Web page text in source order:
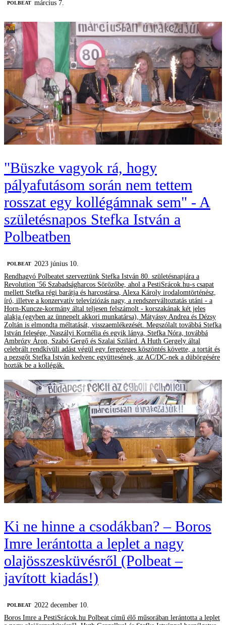
‎POLBEAT március 7.
"Büszke vagyok rá, hogy
pályafutásom során nem tettem
rosszat egy kollégámnak sem" - A
születésnapos Stefka István a
Polbeatben
‎POLBEAT 2023 június 10.
Rendhagyó Polbeatet szerveztünk Stefka István 80. születésnapjára a
Revolution '56 Szabadságharcos Sörözőbe, ahol a PestiSrácok.hu-s csapat
mellett Stefka régi barátja és harcostársa, Alexa Károly irodalomtörténész,
író, illetve a konzervatív televíziózás nagy, a rendszerváltoztatás utáni - a
Horn-Kuncze-kormány által teljesen felszámolt - korszakának két jeles
alakja (egyben az ünnepelt akkori munkatársa), Mátyássy Andrea és Dézsy
Zoltán is elmondta méltatását, visszaemlékezését. Megszólalt továbbá Stefka
István felesége, Naszályi Kornélia és egyik lánya, Stefka Nóra, továbbá
Ambrózy Áron, Szabó Gergő és Szalai Szilárd. A Huth Gergely által
celebrált rendkívüli adást végül egy fergeteges köszöntés követte, a tortát és
a pezsgőt Stefka István kedvenc együttesének, az AC/DC-nek a dübörgésére
hozták be a kollégák.
Ki ne hinne a csodákban? – Boros
Imre lerántotta a leplet a nagy
olajösszesküvésről (Polbeat –
javított kiadás!)
‎POLBEAT
2022 december 10.
Boros Imre a PestiSrácok.hu Polbeat című élő műsorában lerántotta a leplet